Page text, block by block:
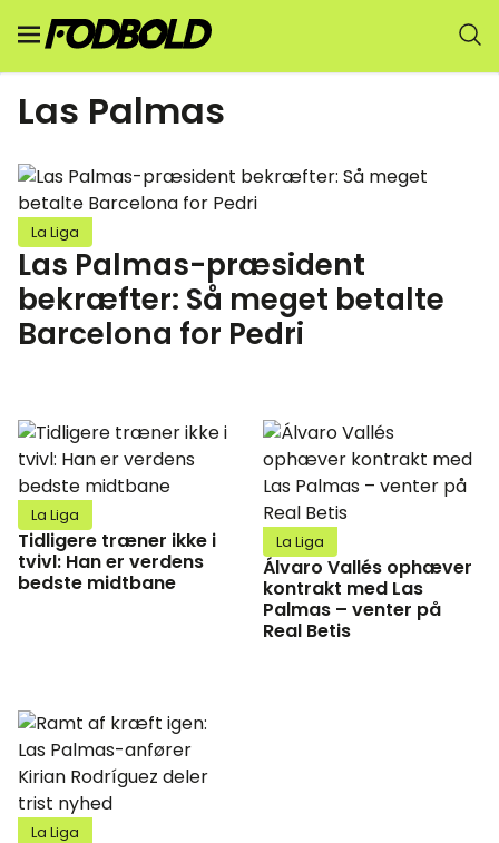
Las Palmas
La Liga
Las Palmas-præsident
bekræfter: Så meget betalte
Barcelona for Pedri
La Liga
Tidligere træner ikke i
tvivl: Han er verdens
bedste midtbane
La Liga
Álvaro Vallés ophæver
kontrakt med Las
Palmas – venter på
Real Betis
La Liga